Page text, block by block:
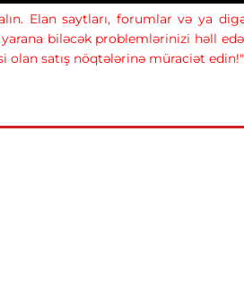
Elan saytları, forumlar və ya
biləcək problemlərinizi həll
olan satış nöqtələrinə müraciət edin!"